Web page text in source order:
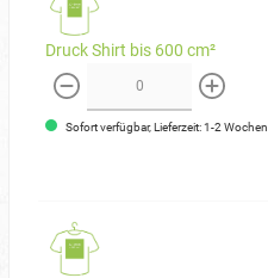
Druck Shirt bis 600 cm²
weniger mehr
Sofort verfügbar, Lieferzeit: 1-2 Wochen